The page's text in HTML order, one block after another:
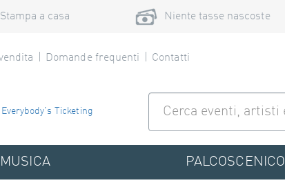
Stampa a casa Niente tasse nascoste
Domande frequenti Contatti
MUSICA PALCOSCENICO